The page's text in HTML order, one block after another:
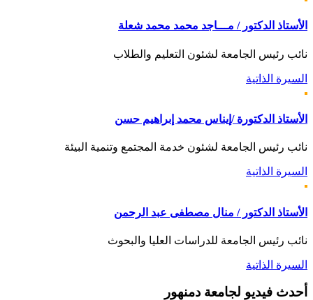
الأستاذ الدكتور / مـــاجد محمد محمد شعلة
نائب رئيس الجامعة لشئون التعليم والطلاب
السيرة الذاتية
الأستاذ الدكتورة /إيناس محمد إبراهيم حسن
نائب رئيس الجامعة لشئون خدمة المجتمع وتنمية البيئة
السيرة الذاتية
الأستاذ الدكتور / منال مصطفى عبد الرحمن
نائب رئيس الجامعة للدراسات العليا والبحوث
السيرة الذاتية
أحدث فيديو لجامعة دمنهور